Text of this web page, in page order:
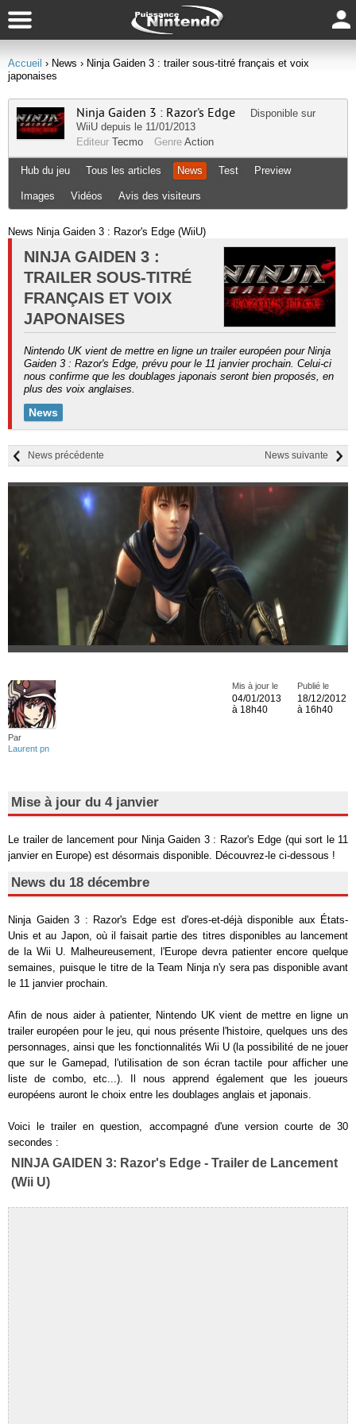
Accueil › News › Ninja Gaiden 3 : trailer sous-titré français et voix
japonaises
Ninja Gaiden 3 : Razor's Edge
Disponible sur
WiiU depuis le 11/01/2013
Editeur Tecmo Genre Action
Hub du jeu Tous les articles News Test Preview
Images Vidéos Avis des visiteurs
News Ninja Gaiden 3 : Razor's Edge (WiiU)
NINJA GAIDEN 3 :
TRAILER SOUS-TITRÉ
FRANÇAIS ET VOIX
JAPONAISES
Nintendo UK vient de mettre en ligne un trailer européen pour Ninja
Gaiden 3 : Razor's Edge, prévu pour le 11 janvier prochain. Celui-ci
nous confirme que les doublages japonais seront bien proposés, en
plus des voix anglaises.
News
News suivante
News précédente
Par
Laurent pn
Publié le
18/12/2012
à 16h40
Mis à jour le
04/01/2013
à 18h40
Mise à jour du 4 janvier
Le trailer de lancement pour Ninja Gaiden 3 : Razor's Edge (qui sort le 11
janvier en Europe) est désormais disponible. Découvrez-le ci-dessous !
News du 18 décembre
Ninja Gaiden 3 : Razor's Edge est d'ores-et-déjà disponible aux États-
Unis et au Japon, où il faisait partie des titres disponibles au lancement
de la Wii U. Malheureusement, l'Europe devra patienter encore quelque
semaines, puisque le titre de la Team Ninja n'y sera pas disponible avant
le 11 janvier prochain.
Afin de nous aider à patienter, Nintendo UK vient de mettre en ligne un
trailer européen pour le jeu, qui nous présente l'histoire, quelques uns des
personnages, ainsi que les fonctionnalités Wii U (la possibilité de ne jouer
que sur le Gamepad, l'utilisation de son écran tactile pour afficher une
liste de combo, etc...). Il nous apprend également que les joueurs
européens auront le choix entre les doublages anglais et japonais.
Voici le trailer en question, accompagné d'une version courte de 30
secondes :
NINJA GAIDEN 3: Razor's Edge - Trailer de Lancement
(Wii U)